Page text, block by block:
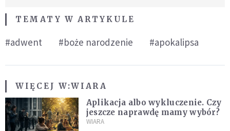
TEMATY W ARTYKULE
#adwent #boże narodzenie #apokalipsa
WIĘCEJ W:WIARA
Aplikacja albo wykluczenie. Czy
jeszcze naprawdę mamy wybór?
WIARA